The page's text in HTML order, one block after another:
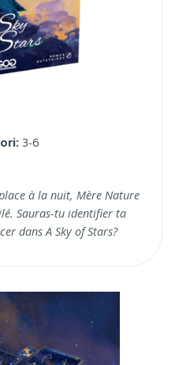
3-6
à la nuit, Mère Nature
Sauras-tu identifier ta
dans A Sky of Stars?